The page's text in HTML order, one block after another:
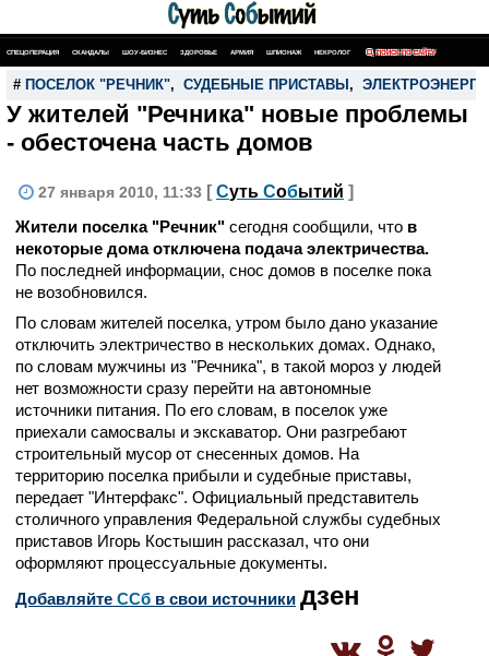
СПЕЦОПЕРАЦИЯ СКАНДАЛЫ ШОУ-БИЗНЕС ЗДОРОВЬЕ АРМИЯ ШПИОНАЖ НЕКРОЛОГ ПОИСК ПО САЙТУ
# ПОСЕЛОК "РЕЧНИК", СУДЕБНЫЕ ПРИСТАВЫ ,
У жителей "Речника" новые проблемы
- обесточена часть домов
27 января 2010, 11:33 [ Суть Событий ]
Жители поселка "Речник" сегодня сообщили, что в
некоторые дома отключена подача электричества.
По последней информации, снос домов в поселке пока
не возобновился.
По словам жителей поселка, утром было дано указание
отключить электричество в нескольких домах. Однако,
по словам мужчины из "Речника", в такой мороз у людей
нет возможности сразу перейти на автономные
источники питания. По его словам, в поселок уже
приехали самосвалы и экскаватор. Они разгребают
строительный мусор от снесенных домов. На
территорию поселка прибыли и судебные приставы,
передает "Интерфакс". Официальный представитель
столичного управления Федеральной службы судебных
приставов Игорь Костышин рассказал, что они
оформляют процессуальные документы.
Добавляйте CСб в свои источники дзен